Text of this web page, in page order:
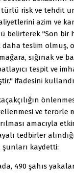
türlü risk ve tehdit
azim ve
belirterek "Son bir
daha teslim olmuş,
sığınak ve
tespit ve
ifadesini
ve terörle
amacıyla
tedbirler
şunları kaydetti:
490 şahıs